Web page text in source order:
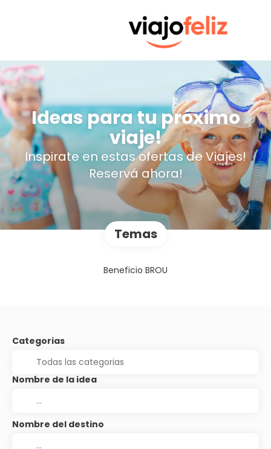
Ideas para tu próximo
viaje!
Inspirate en estas ofertas de Viajes!
Reservá ahora!
Temas
Beneficio BROU
Categorias
Nombre de la idea
Nombre del destino